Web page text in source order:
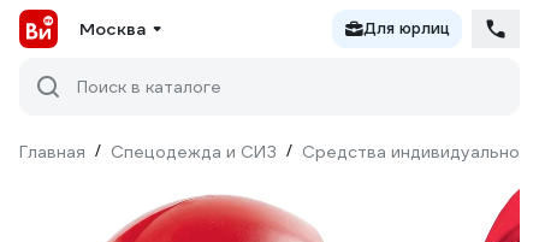
Москва Для юрлиц
Поиск в каталоге
Главная / Спецодежда и СИЗ / Средства индивидуальной